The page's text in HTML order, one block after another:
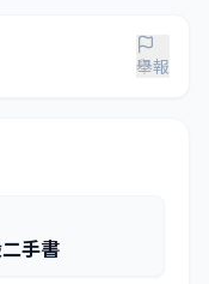
舉報
手書